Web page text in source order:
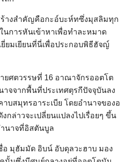
างสำคัญคือกะอ์บะห์ทซึ่งมุสลิมทุก
นการหันเข้าหาเพื่อทำละหมาด
ยมเยียนที่นี่เพื่อประกอบพิธีฮัจญ์
ยศตวรรษที่ 16 อาณาจักรออตโต
าจจากพื้นที่ประเทศตุรกีปัจจุบันลง
บสมุทรอาระเบีย โดยอำนาจของอ
กล่าวจะเปลี่ยนแปลงไปเรื่อยๆ ขึ้น
นาจที่อิสตันบูล
อ มุฮัมมัด อิบน์ อับดุลวะฮาบ มอง